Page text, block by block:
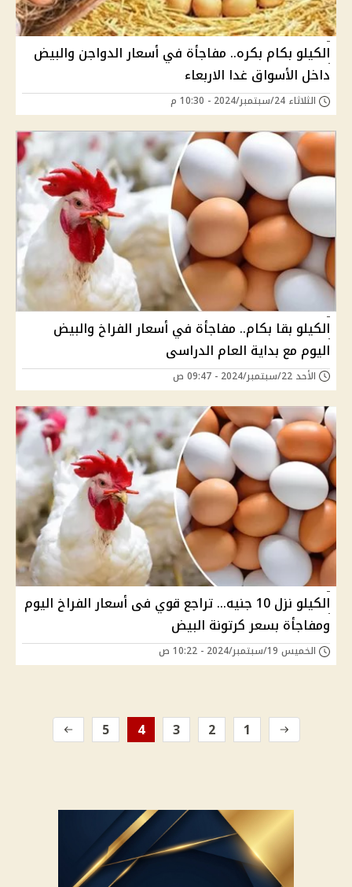
الكيلو بكام بكره.. مفاجأة في أسعار الدواجن والبيض
داخل الأسواق غدا الاربعاء
الثلاثاء 24/سبتمبر/2024 - 10:30 م
الكيلو بقا بكام.. مفاجأة في أسعار الفراخ والبيض
اليوم مع بداية العام الدراسى
الأحد 22/سبتمبر/2024 - 09:47 ص
الكيلو نزل 10 جنيه... تراجع قوي فى أسعار الفراخ اليوم
ومفاجأة بسعر كرتونة البيض
الخميس 19/سبتمبر/2024 - 10:22 ص
1
2
3
4
5